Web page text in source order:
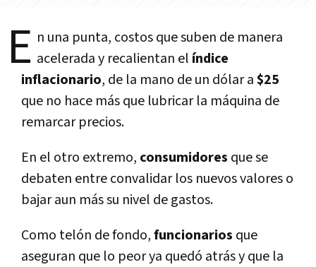
E n una punta, costos que suben de manera
acelerada y recalientan el í­ndice
inflacionario, de la mano de un dólar a$25
que no hace más que lubricar la máquina de
remarcar precios.
En el otro extremo, consumidores que se
debaten entre convalidar los nuevos valores o
bajar aun más su nivel de gastos.
Como telón de fondo,funcionarios que
aseguran que lo peor ya quedó atrás y que la